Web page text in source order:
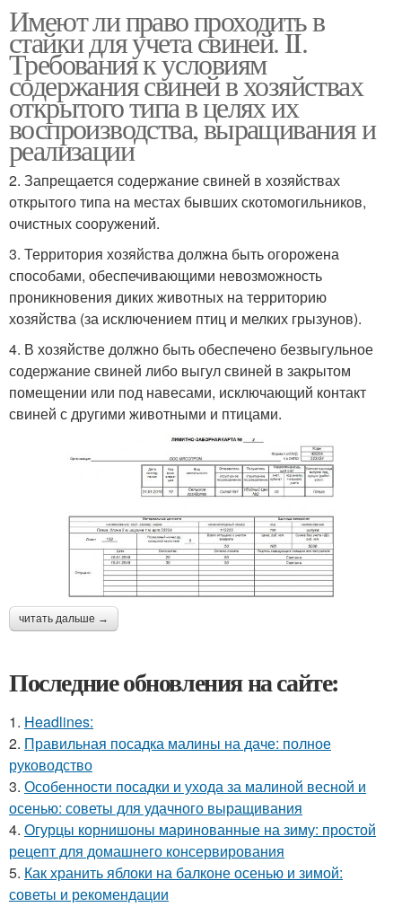
Имеют ли право проходить в
стайки для учета свиней. II.
Требования к условиям
содержания свиней в хозяйствах
открытого типа в целях их
воспроизводства, выращивания и
реализации
2. Запрещается содержание свиней в хозяйствах
открытого типа на местах бывших скотомогильников,
очистных сооружений.
3. Территория хозяйства должна быть огорожена
способами, обеспечивающими невозможность
проникновения диких животных на территорию
хозяйства (за исключением птиц и мелких грызунов).
4. В хозяйстве должно быть обеспечено безвыгульное
содержание свиней либо выгул свиней в закрытом
помещении или под навесами, исключающий контакт
свиней с другими животными и птицами.
читать дальше →
Последние обновления на сайте:
1. Headlines:
2. Правильная посадка малины на даче: полное
руководство
3. Особенности посадки и ухода за малиной весной и
осенью: советы для удачного выращивания
4. Огурцы корнишоны маринованные на зиму: простой
рецепт для домашнего консервирования
5. Как хранить яблоки на балконе осенью и зимой:
советы и рекомендации